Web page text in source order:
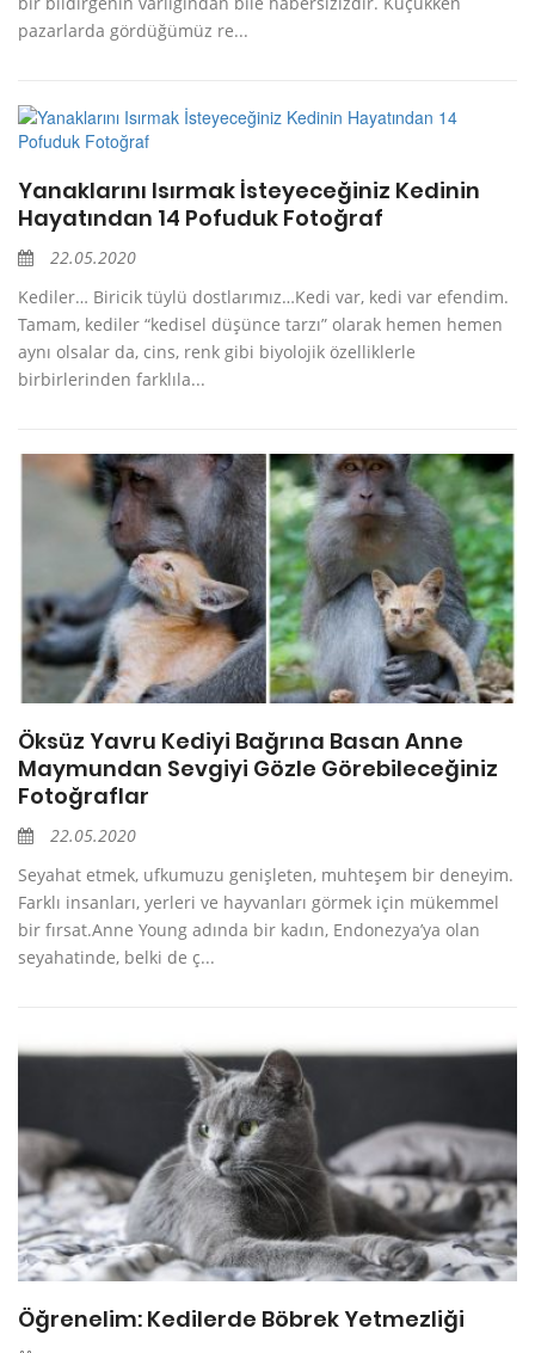
pazarlarda gördüğümüz re...
Yanaklarını Isırmak İsteyeceğiniz Kedinin
Hayatından 14 Pofuduk Fotoğraf
22.05.2020
Kediler… Biricik tüylü dostlarımız…Kedi var, kedi var efendim.
Tamam, kediler “kedisel düşünce tarzı” olarak hemen hemen
aynı olsalar da, cins, renk gibi biyolojik özelliklerle
birbirlerinden farklıla...
Öksüz Yavru Kediyi Bağrına Basan Anne
Maymundan Sevgiyi Gözle Görebileceğiniz
Fotoğraflar
22.05.2020
Seyahat etmek, ufkumuzu genişleten, muhteşem bir deneyim.
Farklı insanları, yerleri ve hayvanları görmek için mükemmel
bir fırsat.Anne Young adında bir kadın, Endonezya’ya olan
seyahatinde, belki de ç...
Öğrenelim: Kedilerde Böbrek Yetmezliği